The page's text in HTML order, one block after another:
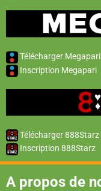
Télécharger Megapari
Inscription Megapari
Télécharger 888Starz
Inscription 888Starz
A propos de